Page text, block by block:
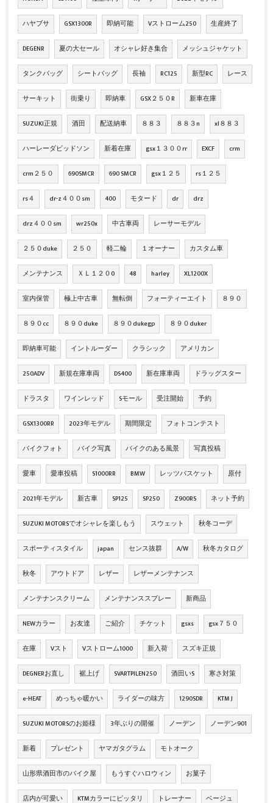
ハヤブサ GSX1300R 即納可能 Vストローム250 生産終了
DEGENR 夏の大セール オシャレ好き集合 メッシュジャケット
タンクバッグ シートバッグ 長袖 RC125 新型RC レース
サーキット 街乗り 即納車 GSX２５０R 新車在庫
SUZUKI正規 酒田 配送納車 ８８３ ８８３n xl８８３
ハーレーダビッドソン 新着在庫 gsx１３００rr EXCF crm
crm２５０ 690SMCR 690 SMCR gsx１２５ rs１２５
rs４ dr-z４００sm 400 モタード dr drz
drz４００sm wr250x 中古車両 レーサーモデル
２５０duke ２５０ 軽二輪 １オーナー カスタム車
メンテナンス ＸＬ１２０0 48 harley XL1200X
室内保管 極上中古車 無転倒 フォーティーエイト ８９０
８９０cc ８９０duke ８９０dukegp ８９０duker
即納車可能 イントルーダー クラシック アメリカン
250ADV 新規在庫車両 DS400 新在庫車両 ドラッグスター
ドラスタ ワインレッド Sモール 受注開始 予約
GSX1300RR 2023年モデル 期間限定 フォトコンテスト
バイクフォト バイク写真 バイクのある風景 写真投稿
愛車 愛車投稿 S1000RR BMW レッツバスケット 原付
2021年モデル 新古車 SP125 SP250 Z900RS ネット予約
SUZUKI MOTORSでオシャレを楽しもう スウェット 秋冬コーデ
スポーティスタイル japan センス抜群 A/W 秋冬カタログ
秋冬 アウトドア レザー レザーメンテナンス
メンテナンスクリーム メンテナンススプレー 新商品
NEWカラー お友達 ご紹介 チケット gsxs gsx７５０
在庫 Vスト Vストローム1000 新入荷 スズキ正規
DEGNERお直し 裾上げ SVARTPILEN250 酒田いS 寒さ対策
e-HEAT めっちゃ暖かい ライダーの味方 1290SDR KTM J
SUZUKI MOTORSのお姫様 3年ぶりの開催 ノーデン ノーデン901
新着 プレゼント ヤマガタグラム モトオーク
山形県酒田市のバイク屋 もうすぐハロウィン お菓子
店内が可愛い KTMカラーにピッタリ トレーナー ベージュ